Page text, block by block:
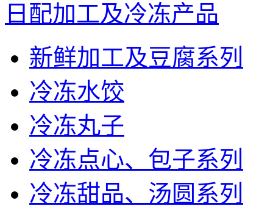
日配加工及冷冻产品
新鲜加工及豆腐系列
冷冻水饺
冷冻丸子
冷冻点心、包子系列
冷冻甜品、汤圆系列